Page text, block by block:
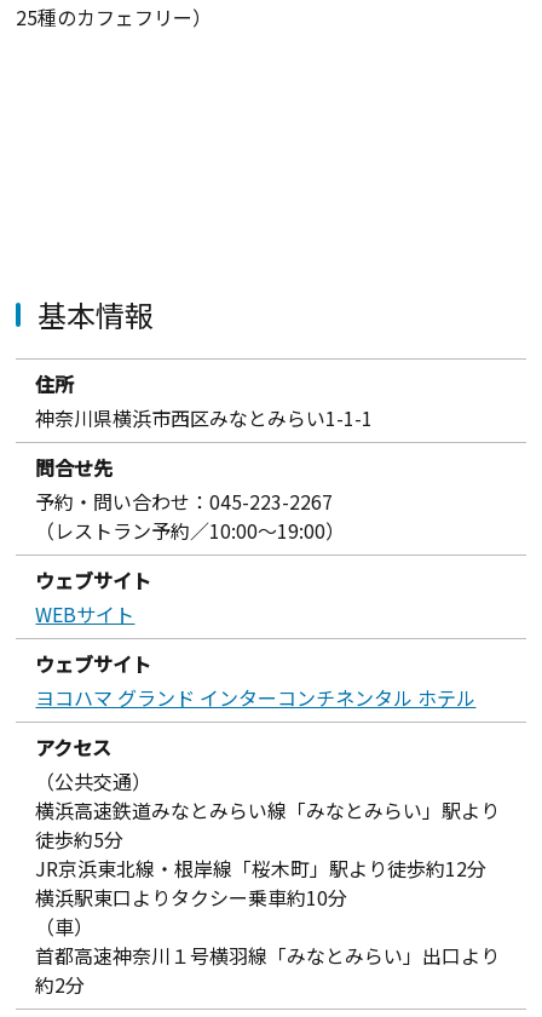
25種のカフェフリー）
基本情報
住所
神奈川県横浜市西区みなとみらい1-1-1
問合せ先
予約・問い合わせ：045-223-2267
（レストラン予約／10:00～19:00）
ウェブサイト
WEBサイト
ウェブサイト
ヨコハマ グランド インターコンチネンタル ホテル
アクセス
（公共交通）
横浜高速鉄道みなとみらい線「みなとみらい」駅より
徒歩約5分
JR京浜東北線・根岸線「桜木町」駅より徒歩約12分
横浜駅東口よりタクシー乗車約10分
（車）
首都高速神奈川１号横羽線「みなとみらい」出口より
約2分